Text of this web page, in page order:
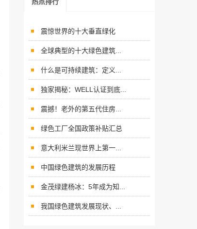
震惊世界的十大垂直绿化
全球典型的十大绿色建筑...
什么是可持续建筑：定义...
独家揭秘：WELL认证到底...
震撼！老外的第五代住房...
绿色工厂全国政策补贴汇总
意大利米兰现世界上第一...
中国绿色建筑的发展历程
金茂绿建杨冰：5年成为知...
我国绿色建筑发展现状、...